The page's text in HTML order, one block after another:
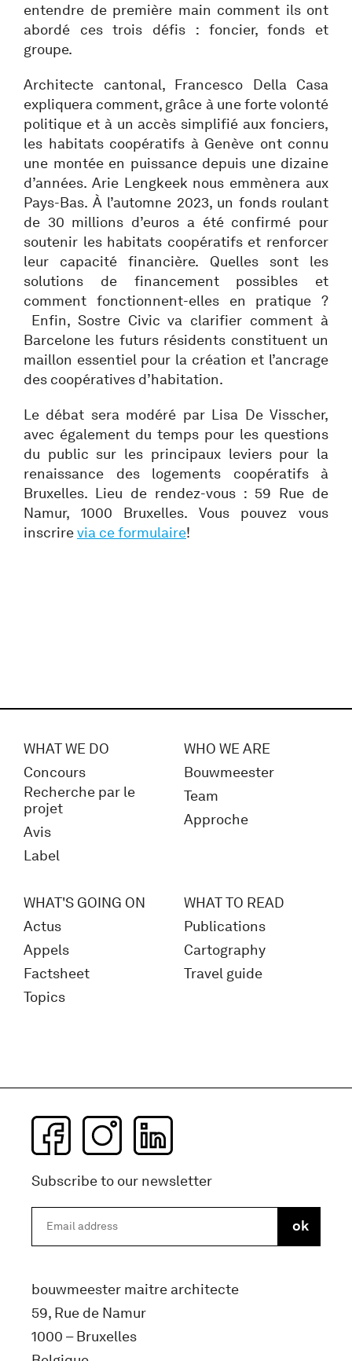
entendre de première main comment ils ont
abordé ces trois défis : foncier, fonds et
groupe.
Architecte cantonal, Francesco Della Casa
expliquera comment, grâce à une forte volonté
politique et à un accès simplifié aux fonciers,
les habitats coopératifs à Genève ont connu
une montée en puissance depuis une dizaine
d’années. Arie Lengkeek nous emmènera aux
Pays-Bas. À l’automne 2023, un fonds roulant
de 30 millions d’euros a été confirmé pour
soutenir les habitats coopératifs et renforcer
leur capacité financière. Quelles sont les
solutions de financement possibles et
comment fonctionnent-elles en pratique ?
Enfin, Sostre Civic va clarifier comment à
Barcelone les futurs résidents constituent un
maillon essentiel pour la création et l’ancrage
des coopératives d’habitation.
Le débat sera modéré par Lisa De Visscher,
avec également du temps pour les questions
du public sur les principaux leviers pour la
renaissance des logements coopératifs à
Bruxelles. Lieu de rendez-vous : 59 Rue de
Namur, 1000 Bruxelles. Vous pouvez vous
inscrirevia ce formulaire!
WHAT WE DO
Concours
Recherche par le
projet
Avis
Label
WHO WE ARE
Bouwmeester
Team
Approche
WHAT'S GOING ON
Actus
Appels
Factsheet
Topics
WHAT TO READ
Publications
Cartography
Travel guide
Subscribe to our newsletter
bouwmeester maitre architecte
59, Rue de Namur
1000 – Bruxelles